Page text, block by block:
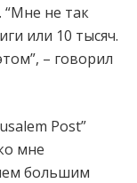
“Мне не так
или 10 тысяч.
– говорил
Post”
мне
большим